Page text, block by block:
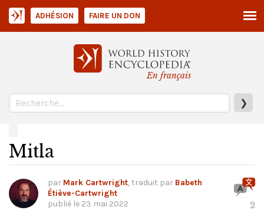
En français
❯
ADHÉSION FAIRE UN DON
Mitla
par Mark Cartwright, traduit par Babeth
Étiève-Cartwright
publié le 23 mai 2022 2